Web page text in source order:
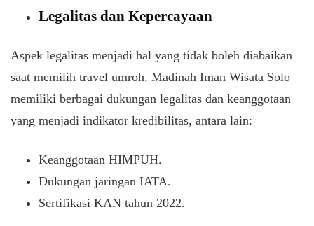
Legalitas dan Kepercayaan
Aspek legalitas menjadi hal yang tidak boleh diabaikan
saat memilih travel umroh. Madinah Iman Wisata Solo
memiliki berbagai dukungan legalitas dan keanggotaan
yang menjadi indikator kredibilitas, antara lain:
Keanggotaan HIMPUH.
Dukungan jaringan IATA.
Sertifikasi KAN tahun 2022.